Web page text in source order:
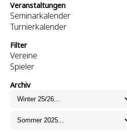
Veranstaltungen
Seminarkalender
Turnierkalender
Filter
Vereine
Spieler
Archiv